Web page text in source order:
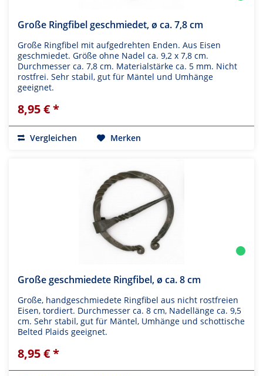
Große Ringfibel geschmiedet, ø ca. 7,8 cm
Große Ringfibel mit aufgedrehten Enden. Aus Eisen
geschmiedet. Größe ohne Nadel ca. 9,2 x 7,8 cm.
Durchmesser ca. 7,8 cm. Materialstärke ca. 5 mm. Nicht
rostfrei. Sehr stabil, gut für Mäntel und Umhänge
geeignet.
8,95 € *
Vergleichen Merken
Große geschmiedete Ringfibel, ø ca. 8 cm
Große, handgeschmiedete Ringfibel aus nicht rostfreien
Eisen, tordiert. Durchmesser ca. 8 cm, Nadellänge ca. 9,5
cm. Sehr stabil, gut für Mäntel, Umhänge und schottische
Belted Plaids geeignet.
8,95 € *